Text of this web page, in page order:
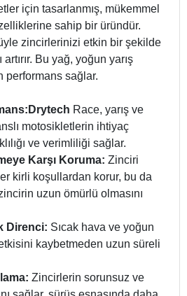
ve yüksek
için tasarlanmış, mükemmel
sahip bir üründür.
zincirlerinizi etkin bir şekilde
Bu yağ, yoğun yarış
sağlar.
DrytechRace, yarış ve
motosikletlerin ihtiyaç
ve verimliliği sağlar.
Karşı Koruma:Zinciri
kirli koşullardan korur, bu da
uzun ömürlü olmasını
Direnci:Sıcak hava ve yoğun
kaybetmeden uzun süreli